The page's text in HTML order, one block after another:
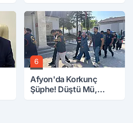
6
Afyon'da Korkunç
Şüphe! Düştü Mü,